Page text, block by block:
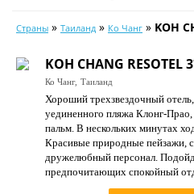
Календарь туров
Цены дня
Страны
Как купить
О нас
Страны » Таиланд » Ко Чанг » KOH
KOH CHANG RESOTEL
Ко Чанг, Таиланд
Хороший трехзвездочный
уединенного пляжа Клонг-
пальм. В нескольких минутах
Красивые природные пейзажи,
дружелюбный персонал.
предпочитающих спокойный